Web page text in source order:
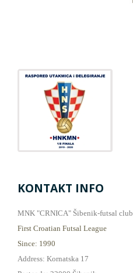
KONTAKT INFO
MNK "CRNICA" Šibenik-futsal club
First Croatian Futsal League
Since: 1990
Address: Kornatska 17